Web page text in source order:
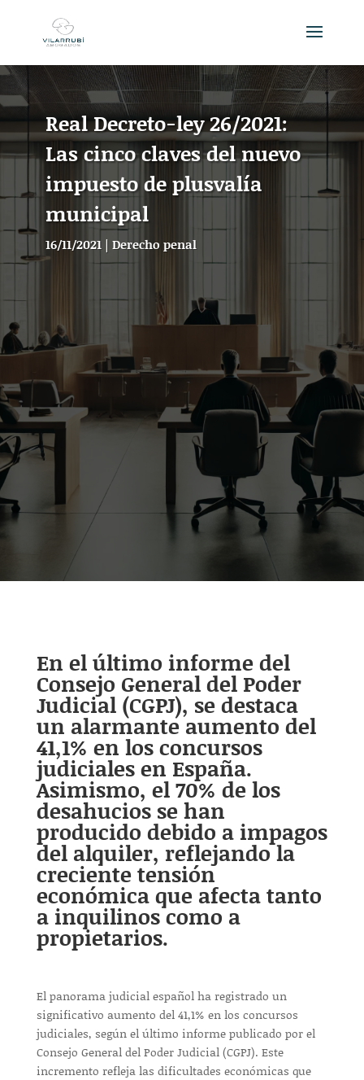
Real Decreto-ley 26/2021:
Las cinco claves del nuevo
impuesto de plusvalía
municipal
16/11/2021 | Derecho penal
En el último informe del
Consejo General del Poder
Judicial (CGPJ), se destaca
un alarmante aumento del
41,1% en los concursos
judiciales en España.
Asimismo, el 70% de los
desahucios se han
producido debido a impagos
del alquiler, reflejando la
creciente tensión
económica que afecta tanto
a inquilinos como a
propietarios.
El panorama judicial español ha registrado un
significativo aumento del 41,1% en los concursos
judiciales, según el último informe publicado por el
Consejo General del Poder Judicial (CGPJ). Este
incremento refleja las dificultades económicas que